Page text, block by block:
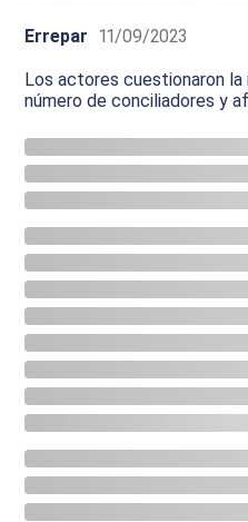
Errepar 11/09/2023
Los actores cuestionaron la
número de conciliadores y